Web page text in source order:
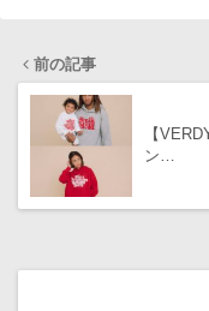
前の記事
【
ン…